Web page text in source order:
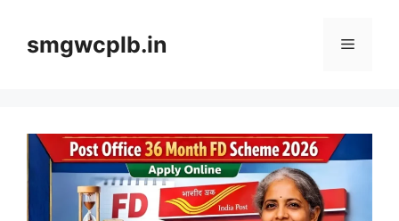
contentsmgwcplb.in Menu